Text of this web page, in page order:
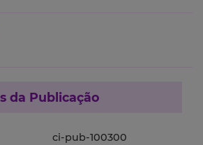
da Publicação
ci-pub-100300